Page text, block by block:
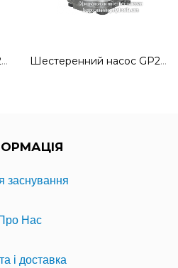
Шестеренний насос GP2K10/2K10L-A101AA-VTS Шестеренний насос GP2K20R-G262G
заснування
Нас
і доставка